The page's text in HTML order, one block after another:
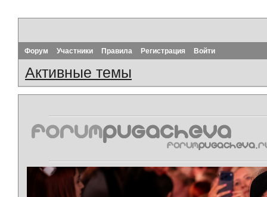
Форум Участники Правила Регистрация Войти
Активные темы